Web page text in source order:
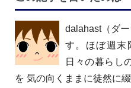
dalahast（ダ
す。ほぼ週末
日々の暮らし
を 気の向くままに徒然に綴